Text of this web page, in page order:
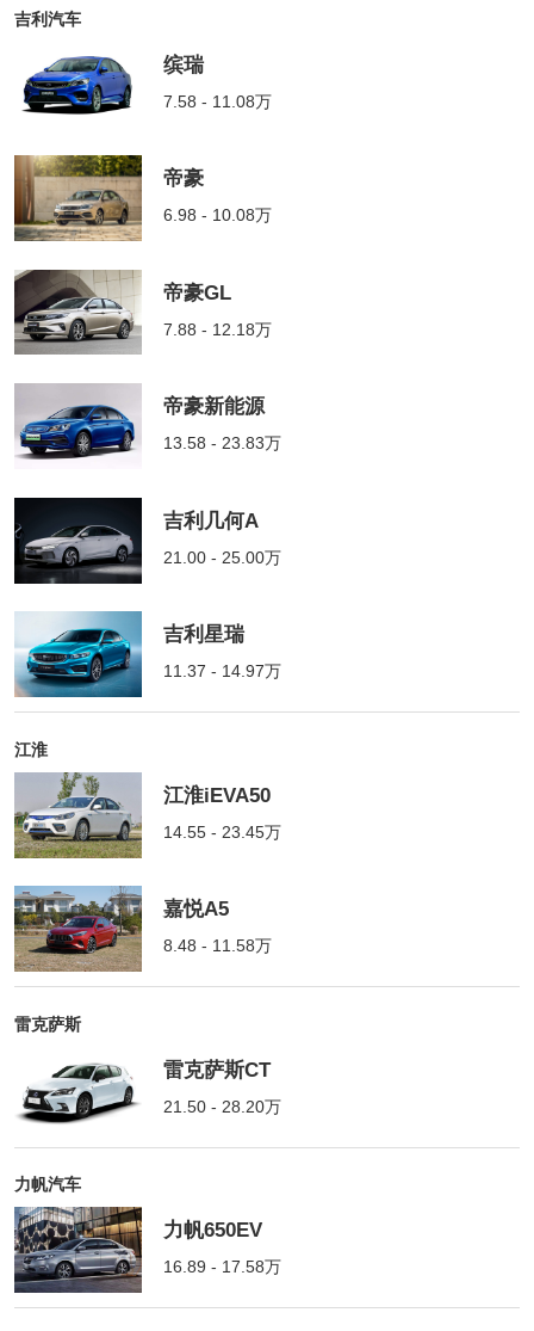
吉利汽车
缤瑞
7.58 - 11.08万
帝豪
6.98 - 10.08万
帝豪GL
7.88 - 12.18万
帝豪新能源
13.58 - 23.83万
吉利几何A
21.00 - 25.00万
吉利星瑞
11.37 - 14.97万
江淮
江淮iEVA50
14.55 - 23.45万
嘉悦A5
8.48 - 11.58万
雷克萨斯
雷克萨斯CT
21.50 - 28.20万
力帆汽车
力帆650EV
16.89 - 17.58万